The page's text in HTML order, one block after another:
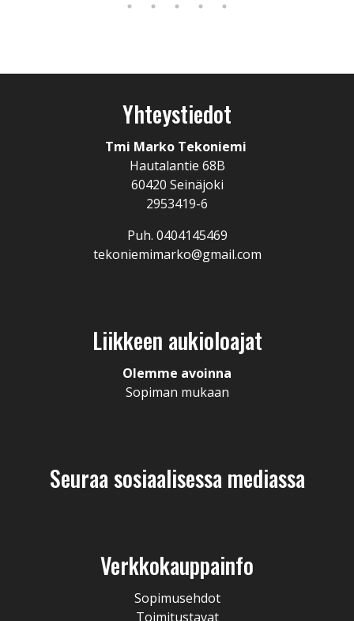
Yhteystiedot
Tmi Marko Tekoniemi
Hautalantie 68B
60420 Seinäjoki
2953419-6
Puh. 0404145469
tekoniemimarko@gmail.com
Liikkeen aukioloajat
Olemme avoinna
Sopiman mukaan
Seuraa sosiaalisessa mediassa
Verkkokauppainfo
Sopimusehdot
Toimitustavat